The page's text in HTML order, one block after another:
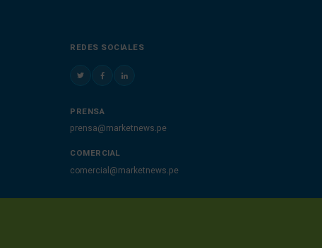
REDES SOCIALES
PRENSA
prensa@marketnews.pe
COMERCIAL
comercial@marketnews.pe